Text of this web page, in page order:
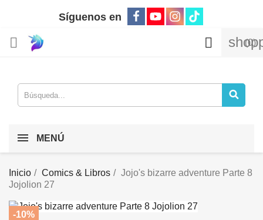
Síguenos en
 (0)

MENÚ
Inicio Comics & Libros
Jojo's bizarre adventure Parte 8
Jojolion 27
-10%